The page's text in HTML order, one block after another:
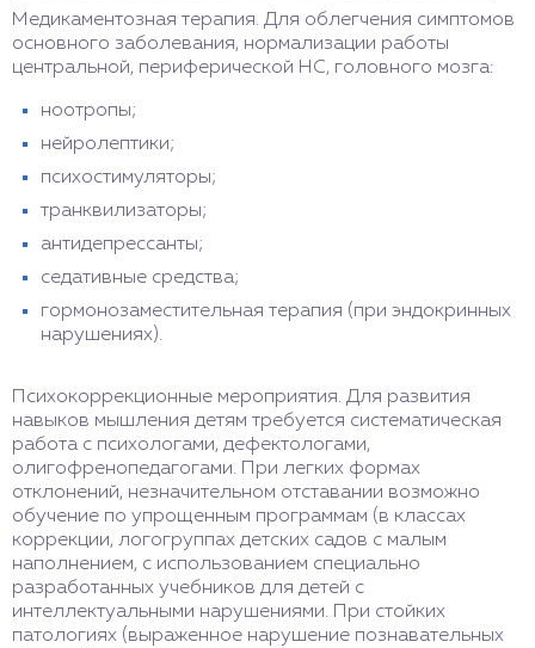
Медикаментозная терапия. Для облегчения симптомов
основного заболевания, нормализации работы
центральной, периферической НС, головного мозга:
ноотропы;
нейролептики;
психостимуляторы;
транквилизаторы;
антидепрессанты;
седативные средства;
гормонозаместительная терапия (при эндокринных
нарушениях).
Психокоррекционные мероприятия. Для развития
навыков мышления детям требуется систематическая
работа с психологами, дефектологами,
олигофренопедагогами. При легких формах
отклонений, незначительном отставании возможно
обучение по упрощенным программам (в классах
коррекции, логогруппах детских садов с малым
наполнением, с использованием специально
разработанных учебников для детей с
интеллектуальными нарушениями. При стойких
патологиях (выраженное нарушение познавательных